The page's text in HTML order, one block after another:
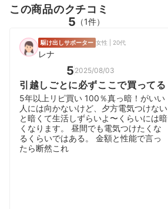
この商品のクチコミ
5 （1件）
駆け出しサポーター 女性 | 20代
レナ
5 2025/08/03
引越しごとに必ずここで買ってる
5年以上リピ買い 100％真っ暗！がいい
人には向かないけど、夕方電気つけない
と暗くて生活しずらいよ〜くらいには暗
くなります。 昼間でも電気つけたくな
るくらいではある。 金額と性能で言っ
たら断然これ